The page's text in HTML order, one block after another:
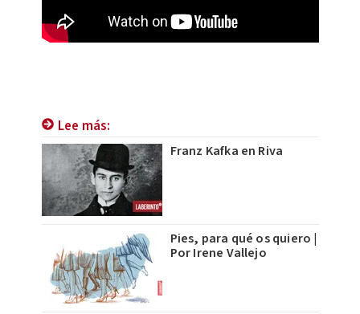
Lee más:
Franz Kafka en Riva
Pies, para qué os quiero |
Por Irene Vallejo